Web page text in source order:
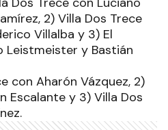
2) Villa Dos Trece
Villalba y 3) El
Leistmeister y Bastián
con Aharón Vázquez, 2)
Escalante y 3) Villa Dos